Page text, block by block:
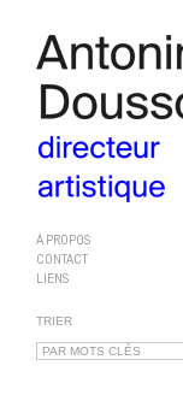
À PROPOS
CONTACT
LIENS
TRIER